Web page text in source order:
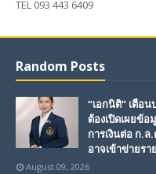
TEL 093 443 6409
Random Posts
“เอกนิติ” เตือ
ต้องเปิดเผยข้
การเงินต่อ ก.
อาจเข้าข่ายร
August 09, 2026